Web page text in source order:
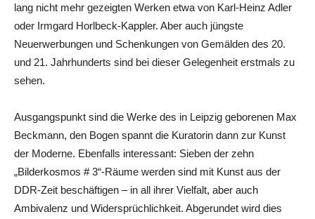
lang nicht mehr gezeigten Werken etwa von Karl-Heinz Adler
oder Irmgard Horlbeck-Kappler. Aber auch jüngste
Neuerwerbungen und Schenkungen von Gemälden des 20.
und 21. Jahrhunderts sind bei dieser Gelegenheit erstmals zu
sehen.
Ausgangspunkt sind die Werke des in Leipzig geborenen Max
Beckmann, den Bogen spannt die Kuratorin dann zur Kunst
der Moderne. Ebenfalls interessant: Sieben der zehn
„Bilderkosmos # 3“-Räume werden sind mit Kunst aus der
DDR-Zeit beschäftigen – in all ihrer Vielfalt, aber auch
Ambivalenz und Widersprüchlichkeit. Abgerundet wird dies